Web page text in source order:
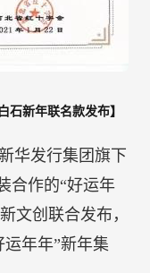
石新年联名款发布】
华发行集团旗下
合作的“好运年
文创联合发布，
年年”新年集